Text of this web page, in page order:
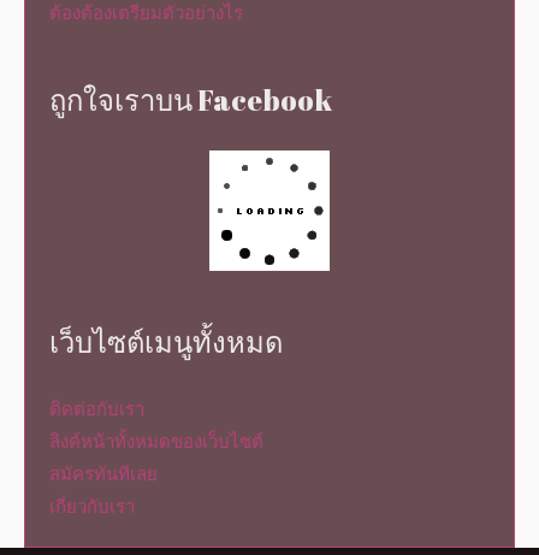
ต้องต้องเตรียมตัวอย่างไร
ถูกใจเราบน Facebook
เว็บไซต์เมนูทั้งหมด
ติดต่อกับเรา
ลิงค์หน้าทั้งหมดของเว็บไซต์
สมัครทันทีเลย
เกี่ยวกับเรา